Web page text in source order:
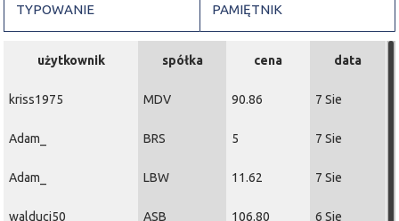
TYPOWANIE PAMIĘTNIK
użytkownik spółka cena data
kriss1975 MDV 90.86 7 Sie
Adam_ BRS 5 7 Sie
Adam_ LBW 11.62 7 Sie
walduci50 ASB 106.80 6 Sie